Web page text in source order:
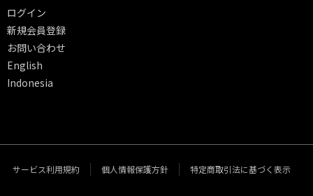
ログイン
新規会員登録
お問い合わせ
English
Indonesia
サービス利用規約 個人情報保護方針 特定商取引法に基づく表示